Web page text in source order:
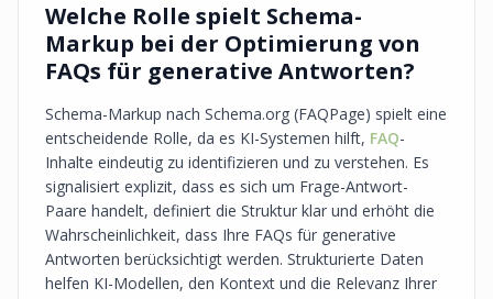
Welche Rolle spielt Schema-
Markup bei der Optimierung von
FAQs für generative Antworten?
Schema-Markup nach Schema.org (FAQPage) spielt eine
entscheidende Rolle, da es KI-Systemen hilft, FAQ-
Inhalte eindeutig zu identifizieren und zu verstehen. Es
signalisiert explizit, dass es sich um Frage-Antwort-
Paare handelt, definiert die Struktur klar und erhöht die
Wahrscheinlichkeit, dass Ihre FAQs für generative
Antworten berücksichtigt werden. Strukturierte Daten
helfen KI-Modellen, den Kontext und die Relevanz Ihrer